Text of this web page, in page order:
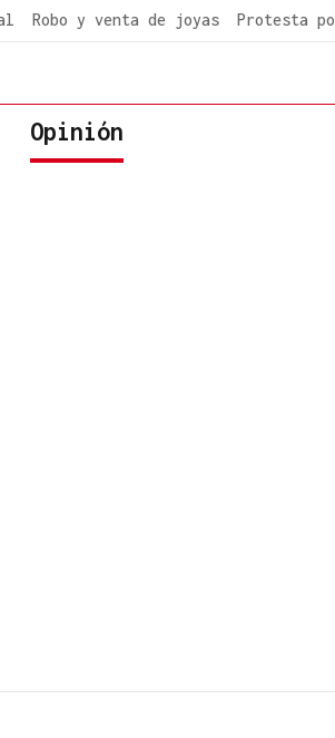
Robo y venta de joyas Protesta
Opinión